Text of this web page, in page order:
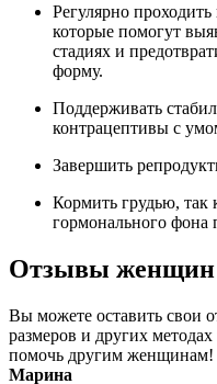
Регулярно
которые помогут
стадиях и
форму.
Поддерживать
контрацептивы с
Завершить
Кормить грудью, так
гормонального фона
Отзывы женщин
Вы можете оставить свои
размеров и других
помочь другим женщинам!
Марина